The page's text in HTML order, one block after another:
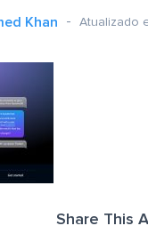
Khan Atualizado
Share This